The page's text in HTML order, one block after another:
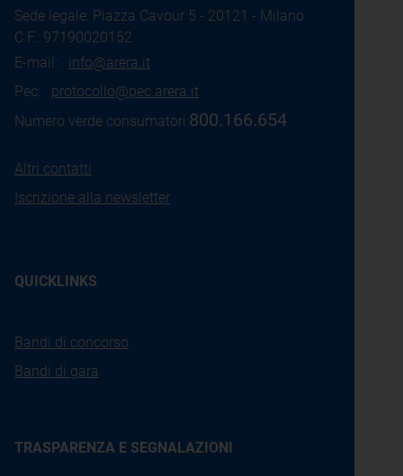
Sede legale: Piazza Cavour 5 - 20121 - Milano
C.F.: 97190020152
E-mail: info@arera.it
Pec: protocollo@pec.arera.it
Numero verde consumatori:800.166.654
Altri contatti
Iscrizione alla newsletter
QUICKLINKS
Bandi di concorso
Bandi di gara
TRASPARENZA E SEGNALAZIONI